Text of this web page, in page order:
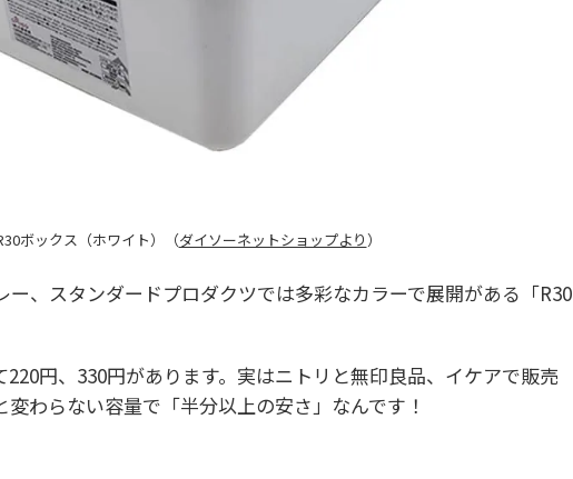
ボックス（ホワイト）（ダイソーネットショップより）
、スタンダードプロダクツでは多彩なカラーで展開がある「R30
円、330円があります。実はニトリと無印良品、イケアで販売
変わらない容量で「半分以上の安さ」なんです！